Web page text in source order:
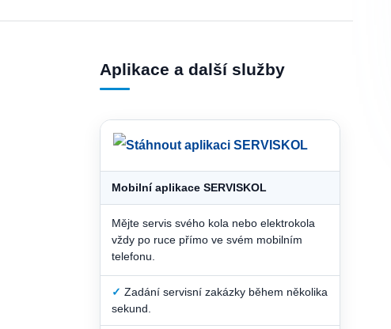
Aplikace a další služby
Mobilní aplikace SERVISKOL
Mějte servis svého kola nebo elektrokola
vždy po ruce přímo ve svém mobilním
telefonu.
✓ Zadání servisní zakázky během několika
sekund.